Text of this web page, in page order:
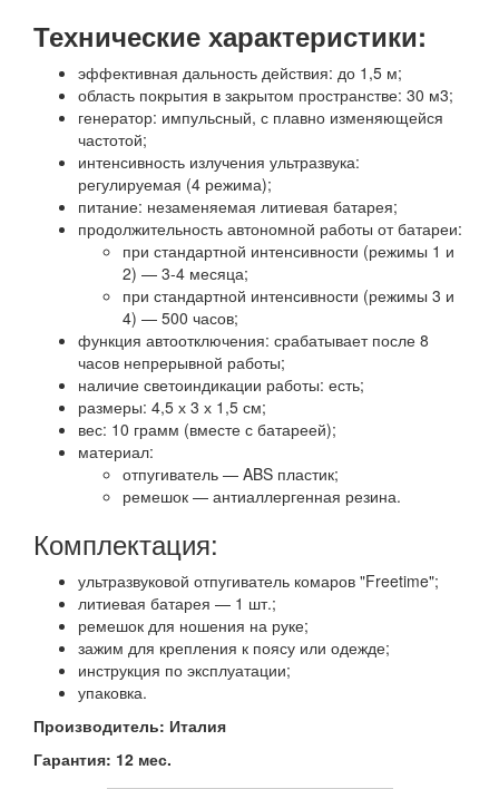
Технические характеристики:
эффективная дальность действия: до 1,5 м;
область покрытия в закрытом пространстве: 30 м3;
генератор: импульсный, с плавно изменяющейся
частотой;
интенсивность излучения ультразвука:
регулируемая (4 режима);
питание: незаменяемая литиевая батарея;
продолжительность автономной работы от батареи:
при стандартной интенсивности (режимы 1 и
2) — 3-4 месяца;
при стандартной интенсивности (режимы 3 и
4) — 500 часов;
функция автоотключения: срабатывает после 8
часов непрерывной работы;
наличие светоиндикации работы: есть;
размеры: 4,5 х 3 х 1,5 см;
вес: 10 грамм (вместе с батареей);
материал:
отпугиватель — ABS пластик;
ремешок — антиаллергенная резина.
Комплектация:
ультразвуковой отпугиватель комаров "Freetime";
литиевая батарея — 1 шт.;
ремешок для ношения на руке;
зажим для крепления к поясу или одежде;
инструкция по эксплуатации;
упаковка.
Производитель: Италия
Гарантия: 12 мес.